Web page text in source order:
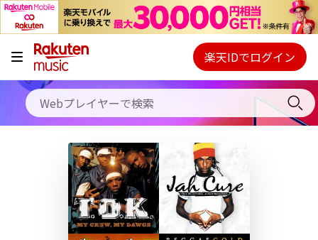
キャンペーン
料金プラン
使い方
初回30日間無料お試し
Webプレイヤー
ご契約内容の確認・変更
楽天IDでログイン